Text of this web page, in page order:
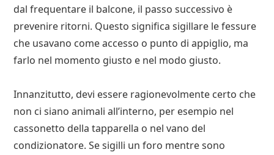
dal frequentare il balcone, il passo successivo è
prevenire ritorni. Questo significa sigillare le fessure
che usavano come accesso o punto di appiglio, ma
farlo nel momento giusto e nel modo giusto.
Innanzitutto, devi essere ragionevolmente certo che
non ci siano animali all’interno, per esempio nel
cassonetto della tapparella o nel vano del
condizionatore. Se sigilli un foro mentre sono